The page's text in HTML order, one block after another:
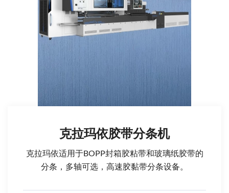
克拉玛依胶带分条机
克拉玛依适用于BOPP封箱胶粘带和玻璃纸胶带的
分条，多轴可选，高速胶黏带分条设备。